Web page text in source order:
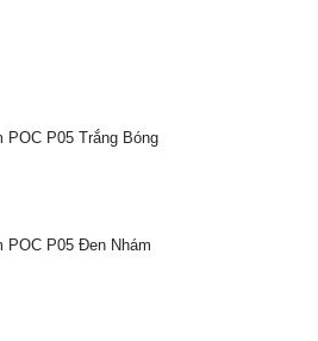
POC P05 Trắng Bóng
POC P05 Đen Nhám